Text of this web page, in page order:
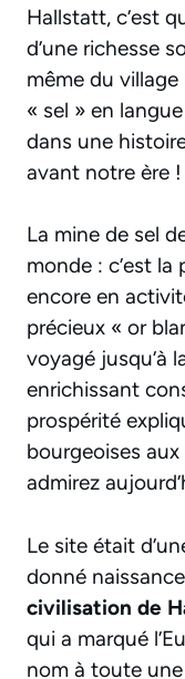
Hallstatt, c’est
d’une richesse
même du
« sel » en
dans une
avant notre ère !
La mine de sel
monde : c’est la
encore en
précieux « or
voyagé jusqu’à
enrichissant
prospérité
bourgeoises
admirez
Le site était
donné
civilisation de
qui a marqué
nom à toute une